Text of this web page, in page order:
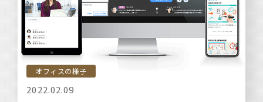
オフィスの様子
2022.02.09